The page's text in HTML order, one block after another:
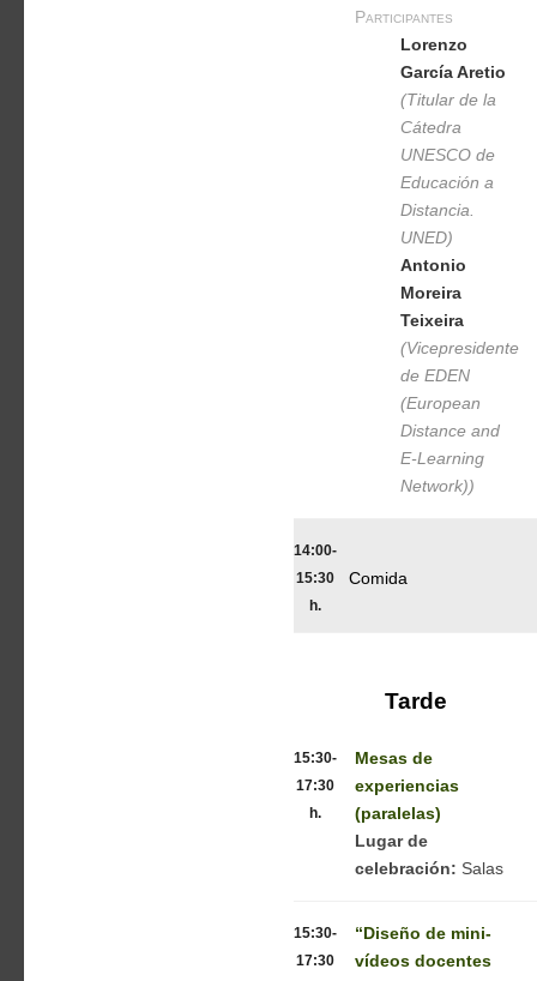
Participantes
Lorenzo
García Aretio
(Titular de la
Cátedra
UNESCO de
Educación a
Distancia.
UNED)
Antonio
Moreira
Teixeira
(Vicepresidente
de EDEN
(European
Distance and
E-Learning
Network))
14:00-
15:30
h.
Comida
Tarde
15:30-
17:30
h.
Mesas de
experiencias
(paralelas)
Lugar de
celebración: Salas
15:30-
17:30
“Diseño de mini-
vídeos docentes